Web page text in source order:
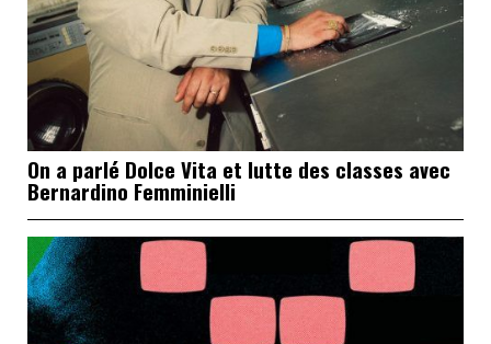
On a parlé Dolce Vita et lutte des classes avec
Bernardino Femminielli